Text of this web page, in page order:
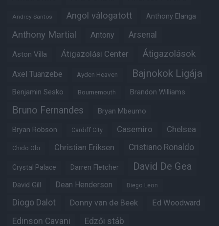
Andrey Santos Angol válogatott Anthony Elanga
Anthony Martial Antony Arsenal
Aston Villa Átigazolási Center Átigazolások
Axel Tuanzebe Ayden Heaven Bajnokok Ligája
Benjamin Sesko Bournemouth Brandon Williams
Bruno Fernandes Bryan Mbeumo
Bryan Robson Cardiff City Casemiro Chelsea
Chido Obi Christian Eriksen Cristiano Ronaldo
Crystal Palace Darren Fletcher David De Gea
David Gill Dean Henderson Diego Leon
Diogo Dalot Donny van de Beek Ed Woodward
Edinson Cavani Edzői stáb